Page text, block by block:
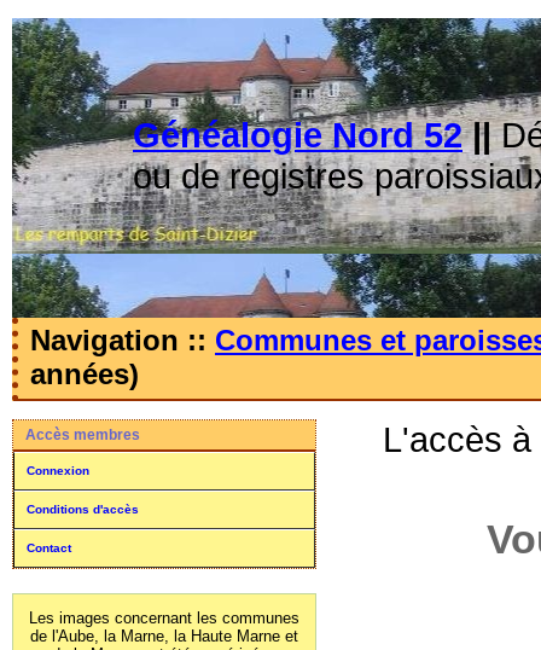
Généalogie Nord 52||
ou de registres
Navigation :: Communes et
années)
Accès membres
Connexion
Conditions d'accès
Contact
Les images concernant les communes
de l'Aube, la Marne, la Haute Marne et
L'accès